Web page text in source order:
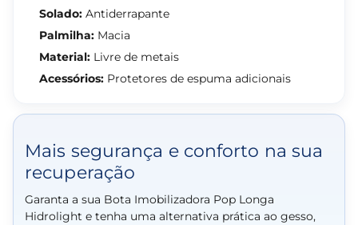
Solado: Antiderrapante
Palmilha: Macia
Material: Livre de metais
Acessórios: Protetores de espuma adicionais
Mais segurança e conforto na sua
recuperação
Garanta a sua Bota Imobilizadora Pop Longa
Hidrolight e tenha uma alternativa prática ao gesso,